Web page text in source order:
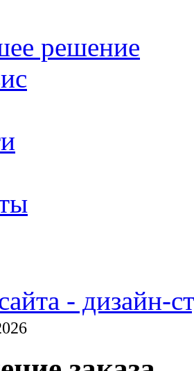
решение
- дизайн-